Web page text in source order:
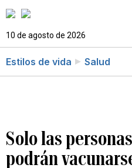
10 de agosto de 2026
Estilos de vida Salud
Solo las
podrán